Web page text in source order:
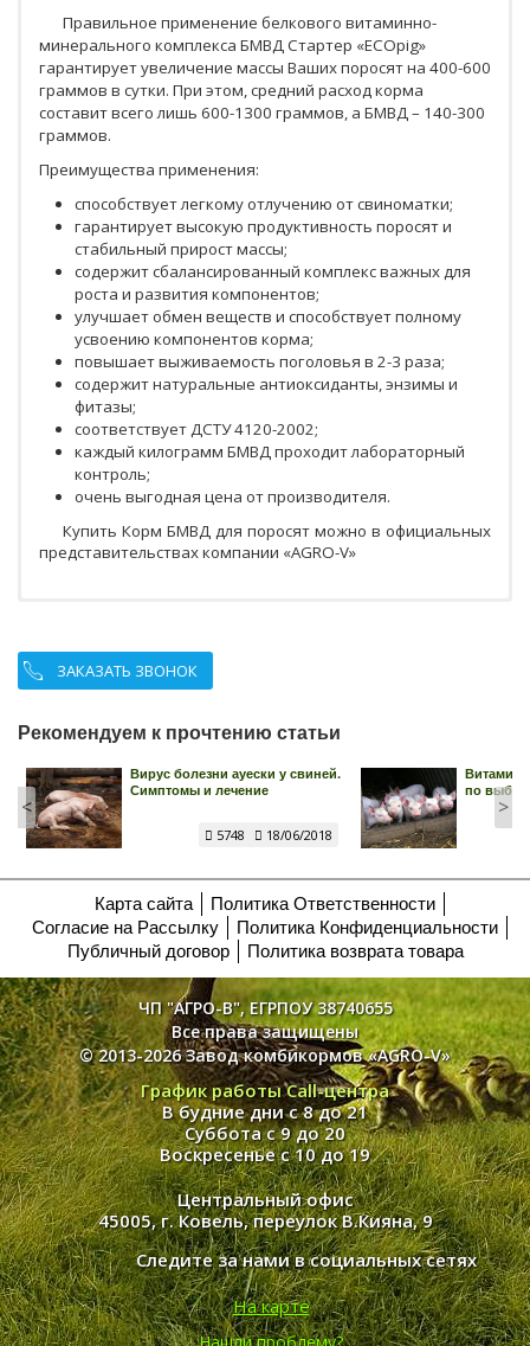
Правильное применение белкового витаминно-
минерального комплекса БМВД Стартер «ECOpig»
гарантирует увеличение массы Ваших поросят на 400-600
граммов в сутки. При этом, средний расход корма
составит всего лишь 600-1300 граммов, а БМВД – 140-300
граммов.
Преимущества применения:
способствует легкому отлучению от свиноматки;
гарантирует высокую продуктивность поросят и
стабильный прирост массы;
содержит сбалансированный комплекс важных для
роста и развития компонентов;
улучшает обмен веществ и способствует полному
усвоению компонентов корма;
повышает выживаемость поголовья в 2-3 раза;
содержит натуральные антиоксиданты, энзимы и
фитазы;
соответствует ДСТУ 4120-2002;
каждый килограмм БМВД проходит лабораторный
контроль;
очень выгодная цена от производителя.
Купить Корм БМВД для поросят можно в официальных
представительствах компании «AGRO-V»
ЗАКАЗАТЬ ЗВОНОК
Рекомендуем к прочтению статьи
Вирус болезни ауески у свиней.
Симптомы и лечение
5748 18/06/2018
по
< >
Карта сайта
Политика Ответственности
Согласие на Рассылку
Политика Конфиденциальности
Публичный договор
Политика возврата товара
ЧП "АГРО-В", ЕГРПОУ 38740655
Все права защищены
© 2013-2026 Завод комбикормов «AGRO-V»
График работы Call-центра
В будние дни с 8 до 21
Суббота с 9 до 20
Воскресенье с 10 до 19
Нашли проблему?
Центральный офис
45005, г. Ковель, переулок В.Кияна, 9
На карте
Следите за нами в социальных сетях